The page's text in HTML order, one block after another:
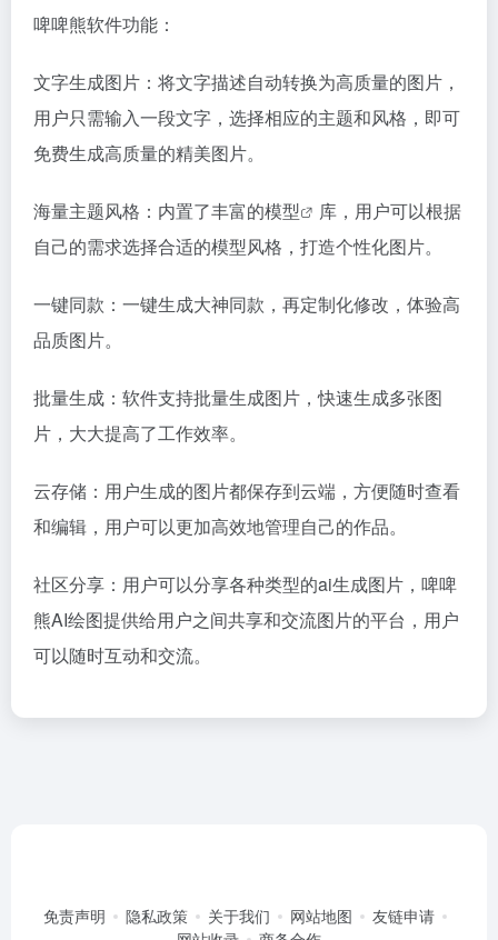
啤啤熊软件功能：
文字生成图片：将文字描述自动转换为高质量的图片，
用户只需输入一段文字，选择相应的主题和风格，即可
免费生成高质量的精美图片。
海量主题风格：内置了丰富的模型
库，用户可以根据
自己的需求选择合适的模型风格，打造个性化图片。
一键同款：一键生成大神同款，再定制化修改，体验高
品质图片。
批量生成：软件支持批量生成图片，快速生成多张图
片，大大提高了工作效率。
云存储：用户生成的图片都保存到云端，方便随时查看
和编辑，用户可以更加高效地管理自己的作品。
社区分享：用户可以分享各种类型的ai生成图片，啤啤
熊AI绘图提供给用户之间共享和交流图片的平台，用户
可以随时互动和交流。
免责声明 隐私政策 关于我们 网站地图
友链申请